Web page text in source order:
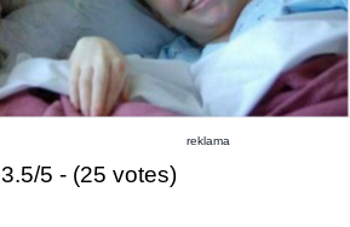
reklama
3.5/5 - (25 votes)